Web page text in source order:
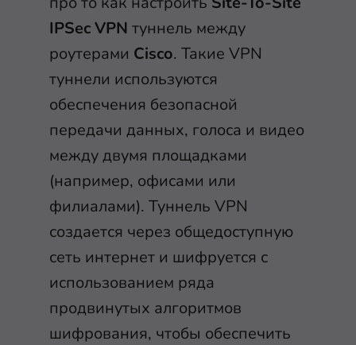
IPSec VPN туннель между
роутерами Cisco. Такие VPN
туннели используются
обеспечения безопасной
передачи данных, голоса и видео
между двумя площадками
(например, офисами или
филиалами). Туннель VPN
создается через общедоступную
сеть интернет и шифруется с
использованием ряда
продвинутых алгоритмов
шифрования, чтобы обеспечить